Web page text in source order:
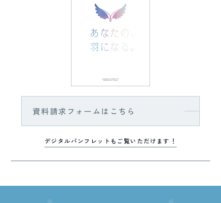
資料請求フォームはこちら
デジタルパンフレットもご覧いただけます！